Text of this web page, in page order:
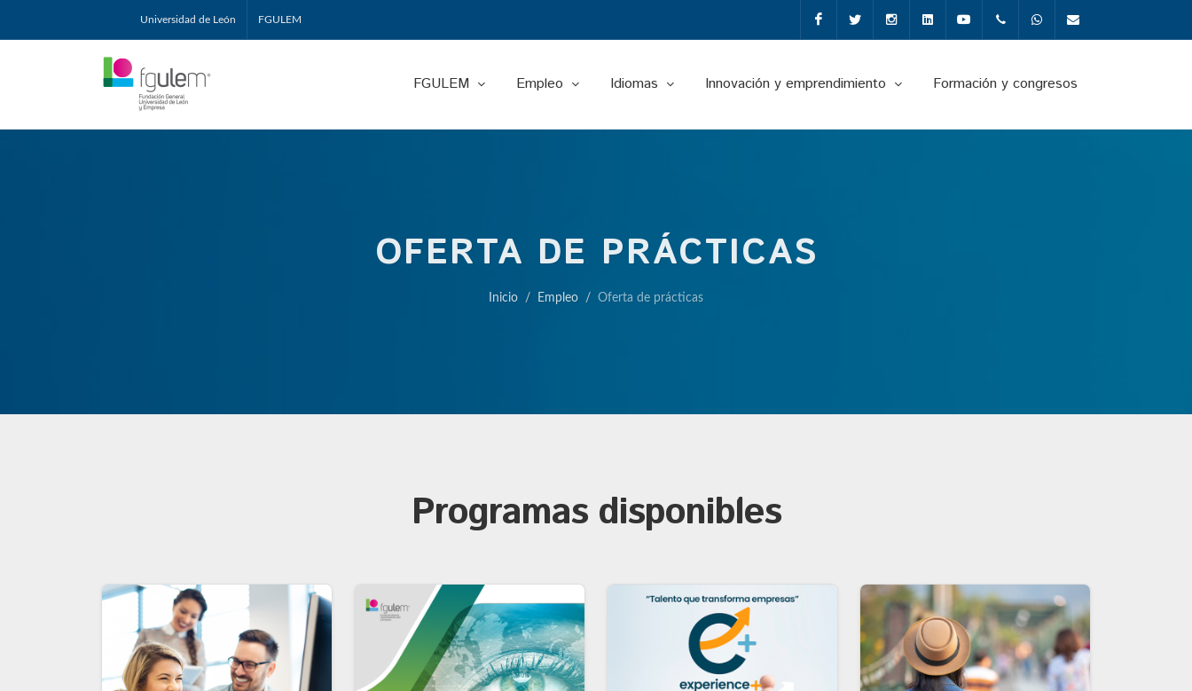
Universidad de León FGULEM FacebookTwitter InstagramLinkedin Youtube +34987291651
Whatsapp
FGULEM Empleo Idiomas Innovación y emprendimiento Formación y congresos
OFERTA DE PRÁCTICAS
Inicio Empleo Oferta de prácticas
Programas disponibles